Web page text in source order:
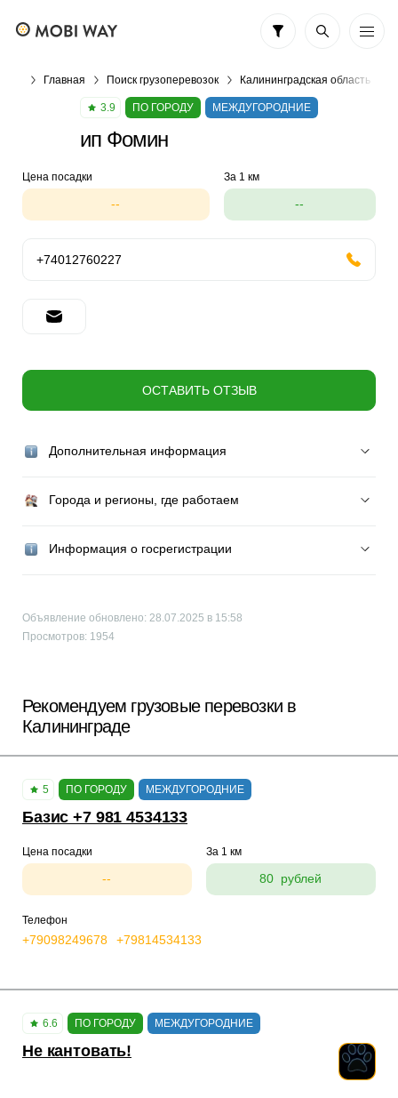
Главная Поиск грузоперевозок Калининградская область
3.9 ПО ГОРОДУ МЕЖДУГОРОДНИЕ
ип Фомин
Цена посадки
--
За 1 км
--
+74012760227
ОСТАВИТЬ ОТЗЫВ
Дополнительная информация
Города и регионы, где работаем
Информация о госрегистрации
Объявление обновлено: 28.07.2025 в 15:58
Просмотров: 1954
Рекомендуем грузовые перевозки в
Калининграде
5 ПО ГОРОДУ МЕЖДУГОРОДНИЕ
Базис +7 981 4534133
Цена посадки
--
За 1 км
80 рублей
Телефон
+79098249678 +79814534133
6.6 ПО ГОРОДУ МЕЖДУГОРОДНИЕ
Не кантовать!